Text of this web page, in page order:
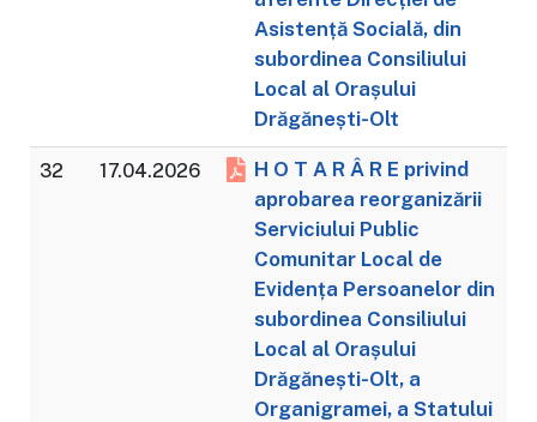
Asistență Socială, din
subordinea Consiliului
Local al Orașului
Drăgănești-Olt
32 17.04.2026
H O T A R Â R E privind
aprobarea reorganizării
Serviciului Public
Comunitar Local de
Evidența Persoanelor din
subordinea Consiliului
Local al Orașului
Drăgănești-Olt, a
Organigramei, a Statului